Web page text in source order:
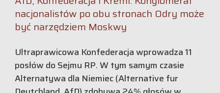
nacjonalistów po obu stronach Odry może
być narzędziem Moskwy
Ultraprawicowa Konfederacja wprowadza 11
posłów do Sejmu RP. W tym samym czasie
Alternatywa dla Niemiec (Alternative fur